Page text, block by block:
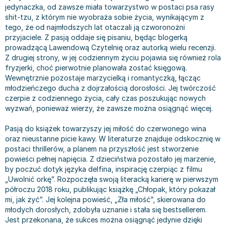
Bajki wiersze
Do kolorowania i naklejania
Kontrastowe obrazki
Kreatywne / Aktywizujące
Poznawanie świata
Podręczniki szkolne
Edukacja przedszkolna
Liceum, Technikum
Szkoła podstawowa
Szkoły wyższe
Szkoła zawodowa
Książki: finanse, księgowość, bankowość
Książki o gospodarce
Inne
Książki o marketingu
Książki o zarządzaniu
Historia - książki
Archeologia - książki
Historia Polski - książki
Historia świata - książki
II Wojna Światowa - książki
Książki militarne
Książki: Prawo
Inne
Książki: Prawo administracyjne
Książki: Prawo cywilne
Książki: Prawo finansowe
Książki: Prawo karne
Książki: pamiętniki, dzienniki i listy
Wywiady, wspomnienia - książki
Komiksy
Komiksy dla dorosłych
Komiksy dla dzieci
Komiksy dla młodzieży
Komiksy obcojęzyczne
Fantastyka, horror - książki
Książki fantasy
Książki horrory
Science Fiction - książki
Książki kryminały
Książki z poezją, aforyzmami i dramaty
Książki dramaty
Książki humorystyczne i aforyzmy
Tomiki poezji
Książki o sztuce
Liceum i technikum
Podręczniki do 1 klasy liceum i technikum
Podręczniki do 2 klasy liceum i technikum
Podręczniki do 3 klasy liceum i technikum
Podręczniki do klasy 4 liceum i technikum
Podręczniki do szkoły zawodowej
Podręczniki do 1 klasy szkoły zawodowej
Podręczniki do 2 klasy szkoły zawodowej
Podręczniki do 3 klasy szkoły zawodowej
Książki dla dzieci
Książki dla dzieci do 2 lat
Książki: bajki dla dzieci do 2 lat
Do kąpieli i zabawy
Kolorowanki i książki do naklejania do 2 lat
Książki grające, z puzzlami i magnesami do 2 lat
Obrazki kontrastowe dla niemowląt
Poznawanie świata dla dzieci do 2 lat - książki
Książki o sportowcach
Książki: Turystyka i podróże
Albumy krajoznawcze
Albumy krajoznawcze - Polska
Albumy krajoznawcze - Świat
Atlasy
Atlasy - Polska
Atlasy - świat
Globusy
Mapy
Mapy - Polska
Mapy - Świat
Przewodniki turystyczne
Przewodniki turystyczne - Polska
Przewodniki turystyczne - Świat
Książki: Zdrowie, rodzina, związki
Książki: Rodzina, związki
Julian Tuwim
Bracia Grimm
Stephen King
Tanya Valko
Lauren Kate
Jan Brzechwa
E. L. James
Virginia C. Andrews
Waldemar Łysiak
Monika Szwaja
Camilla Läckberg
Jan Kochanowski
Henning Mankell
Beata Pawlikowska
L.J. Smith
Diana Palmer
Bear Grylls
jedynaczka, od zawsze miała towarzystwo w postaci psa rasy
shit-tzu, z którym nie wyobraża sobie życia, wynikającym z
tego, że od najmłodszych lat otaczali ją czworonożni
przyjaciele. Z pasją oddaje się pisaniu, będąc blogerką
prowadzącą Lawendową Czytelnię oraz autorką wielu recenzji.
Z drugiej strony, w jej codziennym życiu pojawia się również rola
fryzjerki, choć pierwotnie planowała zostać księgową.
Wewnętrznie pozostaje marzycielką i romantyczką, łącząc
młodzieńczego ducha z dojrzałością dorosłości. Jej twórczość
czerpie z codziennego życia, cały czas poszukując nowych
wyzwań, ponieważ wierzy, że zawsze można osiągnąć więcej.
Pasją do książek towarzyszy jej miłość do czerwonego wina
oraz nieustanne picie kawy. W literaturze znajduje odskocznię w
postaci thrillerów, a planem na przyszłość jest stworzenie
powieści pełnej napięcia. Z dzieciństwa pozostało jej marzenie,
by poczuć dotyk języka delfina, inspirację czerpiąc z filmu
„Uwolnić orkę”. Rozpoczęła swoją literacką karierę w pierwszym
półroczu 2018 roku, publikując książkę „Chłopak, który pokazał
mi, jak żyć”. Jej kolejna powieść, „Zła miłość”, skierowana do
młodych dorosłych, zdobyła uznanie i stała się bestsellerem.
Jest przekonana, że sukces można osiągnąć jedynie dzięki